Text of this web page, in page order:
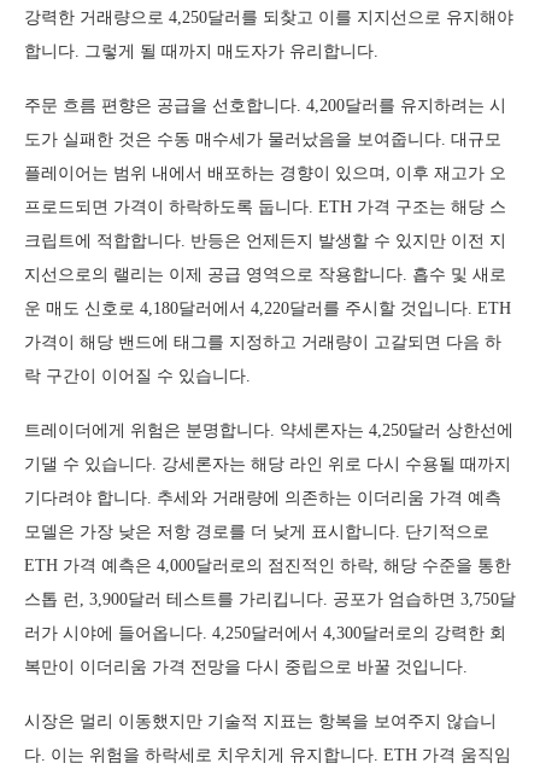
강력한 거래량으로 4,250달러를 되찾고 이를 지지선으로 유지해야
합니다. 그렇게 될 때까지 매도자가 유리합니다.
주문 흐름 편향은 공급을 선호합니다. 4,200달러를 유지하려는 시
도가 실패한 것은 수동 매수세가 물러났음을 보여줍니다. 대규모
플레이어는 범위 내에서 배포하는 경향이 있으며, 이후 재고가 오
프로드되면 가격이 하락하도록 둡니다. ETH 가격 구조는 해당 스
크립트에 적합합니다. 반등은 언제든지 발생할 수 있지만 이전 지
지선으로의 랠리는 이제 공급 영역으로 작용합니다. 흡수 및 새로
운 매도 신호로 4,180달러에서 4,220달러를 주시할 것입니다. ETH
가격이 해당 밴드에 태그를 지정하고 거래량이 고갈되면 다음 하
락 구간이 이어질 수 있습니다.
트레이더에게 위험은 분명합니다. 약세론자는 4,250달러 상한선에
기댈 수 있습니다. 강세론자는 해당 라인 위로 다시 수용될 때까지
기다려야 합니다. 추세와 거래량에 의존하는 이더리움 가격 예측
모델은 가장 낮은 저항 경로를 더 낮게 표시합니다. 단기적으로
ETH 가격 예측은 4,000달러로의 점진적인 하락, 해당 수준을 통한
스톱 런, 3,900달러 테스트를 가리킵니다. 공포가 엄습하면 3,750달
러가 시야에 들어옵니다. 4,250달러에서 4,300달러로의 강력한 회
복만이 이더리움 가격 전망을 다시 중립으로 바꿀 것입니다.
시장은 멀리 이동했지만 기술적 지표는 항복을 보여주지 않습니
다. 이는 위험을 하락세로 치우치게 유지합니다. ETH 가격 움직임